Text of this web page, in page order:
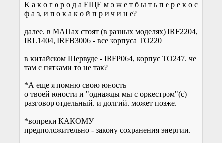
К а к о г о р о д а ЕЩЕ м о ж е т б ы т ь п е р е к о с
ф а з, и п о к а к о й п р и ч и н е?
далее. в МАПах стоят (в разных моделях) IRF2204,
IRL1404, IRFB3006 - все корпуса TO220
в китайском Шервуде - IRFP064, корпус TO247. че
там с пятками то не так?
*А еще я помню свою юность
о твоей юности и "однажды мы с оркестром"(с)
разговор отдельный. и долгий. может позже.
*вопреки КАКОМУ
предположительно - закону сохранения энергии.